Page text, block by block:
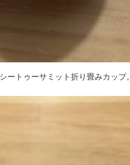
トゥーサミット折り畳みカップ